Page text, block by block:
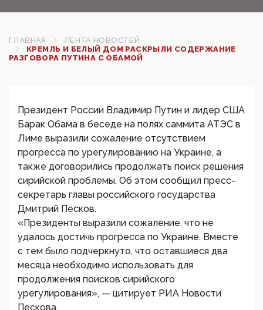
ГЛАВНАЯ
ЛЕНТА НОВОСТЕЙ
КРЕМЛЬ И БЕЛЫЙ ДОМ РАСКРЫЛИ СОДЕРЖАНИЕ
РАЗГОВОРА ПУТИНА С ОБАМОЙ
Президент России Владимир Путин и лидер США
Барак Обама в беседе на полях саммита АТЭС в
Лиме выразили сожаление отсутствием
прогресса по урегулированию на Украине, а
также договорились продолжать поиск решения
сирийской проблемы. Об этом сообщил пресс-
секретарь главы российского государства
Дмитрий Песков.
«Президенты выразили сожаление, что не
удалось достичь прогресса по Украине. Вместе
с тем было подчеркнуто, что оставшиеся два
месяца необходимо использовать для
продолжения поисков сирийского
урегулирования», — цитирует РИА Новости
Пескова.